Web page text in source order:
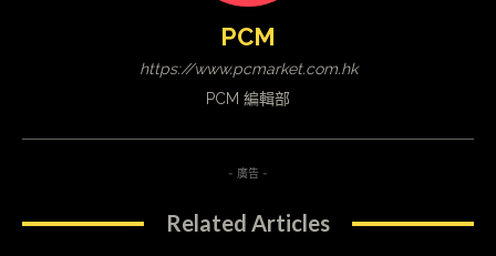
PCM
https://www.pcmarket.com.hk
PCM 編輯部
- 廣告 -
Related Articles